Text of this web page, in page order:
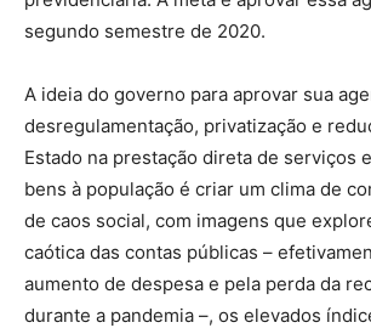
segundo semestre de 2020.
A ideia do governo para aprovar sua
desregulamentação, privatização e
Estado na prestação direta de serviços
bens à população é criar um clima de
de caos social, com imagens que
caótica das contas públicas –
aumento de despesa e pela perda da
durante a pandemia –, os elevados